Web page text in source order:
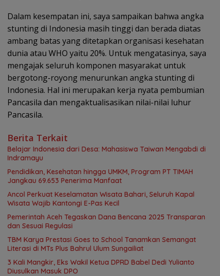
Dalam kesempatan ini, saya sampaikan bahwa angka
stunting di Indonesia masih tinggi dan berada diatas
ambang batas yang ditetapkan organisasi kesehatan
dunia atau WHO yaitu 20%. Untuk mengatasinya, saya
mengajak seluruh komponen masyarakat untuk
bergotong-royong menurunkan angka stunting di
Indonesia. Hal ini merupakan kerja nyata pembumian
Pancasila dan mengaktualisasikan nilai-nilai luhur
Pancasila.
Berita Terkait
Belajar Indonesia dari Desa: Mahasiswa Taiwan Mengabdi di
Indramayu
Pendidikan, Kesehatan hingga UMKM, Program PT TIMAH
Jangkau 69.653 Penerima Manfaat
Ancol Perkuat Keselamatan Wisata Bahari, Seluruh Kapal
Wisata Wajib Kantongi E-Pas Kecil
Pemerintah Aceh Tegaskan Dana Bencana 2025 Transparan
dan Sesuai Regulasi
TBM Karya Prestasi Goes to School Tanamkan Semangat
Literasi di MTs Plus Bahrul Ulum Sungailiat
3 Kali Mangkir, Eks Wakil Ketua DPRD Babel Dedi Yulianto
Diusulkan Masuk DPO